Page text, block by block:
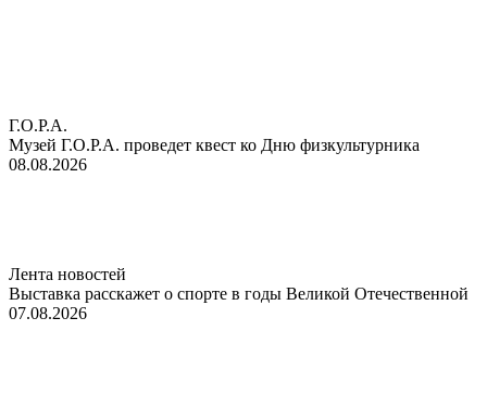
Г.О.Р.А.
Музей Г.О.Р.А. проведет квест ко Дню физкультурника
08.08.2026
Лента новостей
Выставка расскажет о спорте в годы Великой Отечественной
07.08.2026